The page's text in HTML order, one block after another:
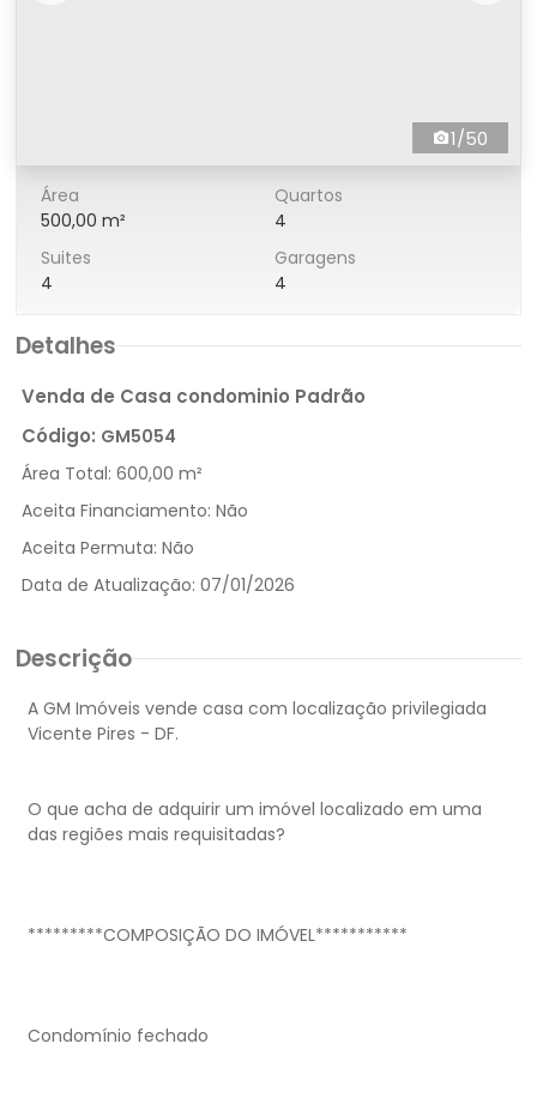
1/50
Área
500,00 m²
Quartos
4
Suites
4
Garagens
4
Detalhes
Venda de Casa condominio Padrão
Código: GM5054
Área Total: 600,00 m²
Aceita Financiamento: Não
Aceita Permuta: Não
Data de Atualização: 07/01/2026
Descrição
A GM Imóveis vende casa com localização privilegiada
Vicente Pires - DF.
O que acha de adquirir um imóvel localizado em uma
das regiões mais requisitadas?
*********COMPOSIÇÃO DO IMÓVEL***********
Condomínio fechado